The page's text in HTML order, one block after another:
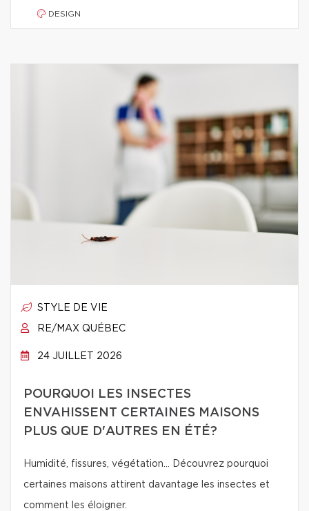
DESIGN
STYLE DE VIE
RE/MAX QUÉBEC
24 JUILLET 2026
POURQUOI LES INSECTES
ENVAHISSENT CERTAINES MAISONS
PLUS QUE D'AUTRES EN ÉTÉ?
Humidité, fissures, végétation… Découvrez pourquoi
certaines maisons attirent davantage les insectes et
comment les éloigner.